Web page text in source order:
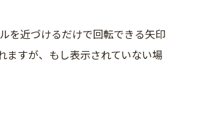
を近づけるだけで回転できる矢印
すが、もし表示されていない場